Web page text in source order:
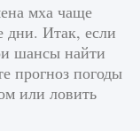
мха чаще
дни. Итак, если
шансы найти
прогноз погоды
или ловить